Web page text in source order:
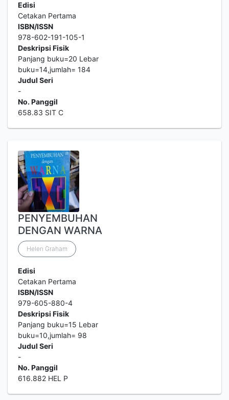
Edisi
Cetakan Pertama
ISBN/ISSN
978-602-191-105-1
Deskripsi Fisik
Panjang buku=20 Lebar
buku=14,jumlah= 184
Judul Seri
-
No. Panggil
658.83 SIT C
PENYEMBUHAN
DENGAN WARNA
Helen Graham
Edisi
Cetakan Pertama
ISBN/ISSN
979-605-880-4
Deskripsi Fisik
Panjang buku=15 Lebar
buku=10,jumlah= 98
Judul Seri
-
No. Panggil
616.882 HEL P